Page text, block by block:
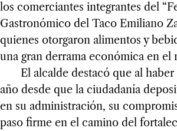
los comerciantes integrantes del
Gastronómico del Taco Emiliano
quienes otorgaron alimentos y
una gran derrama económica en el
El alcalde destacó que al haber
año desde que la ciudadanía
en su administración, su
paso firme en el camino del